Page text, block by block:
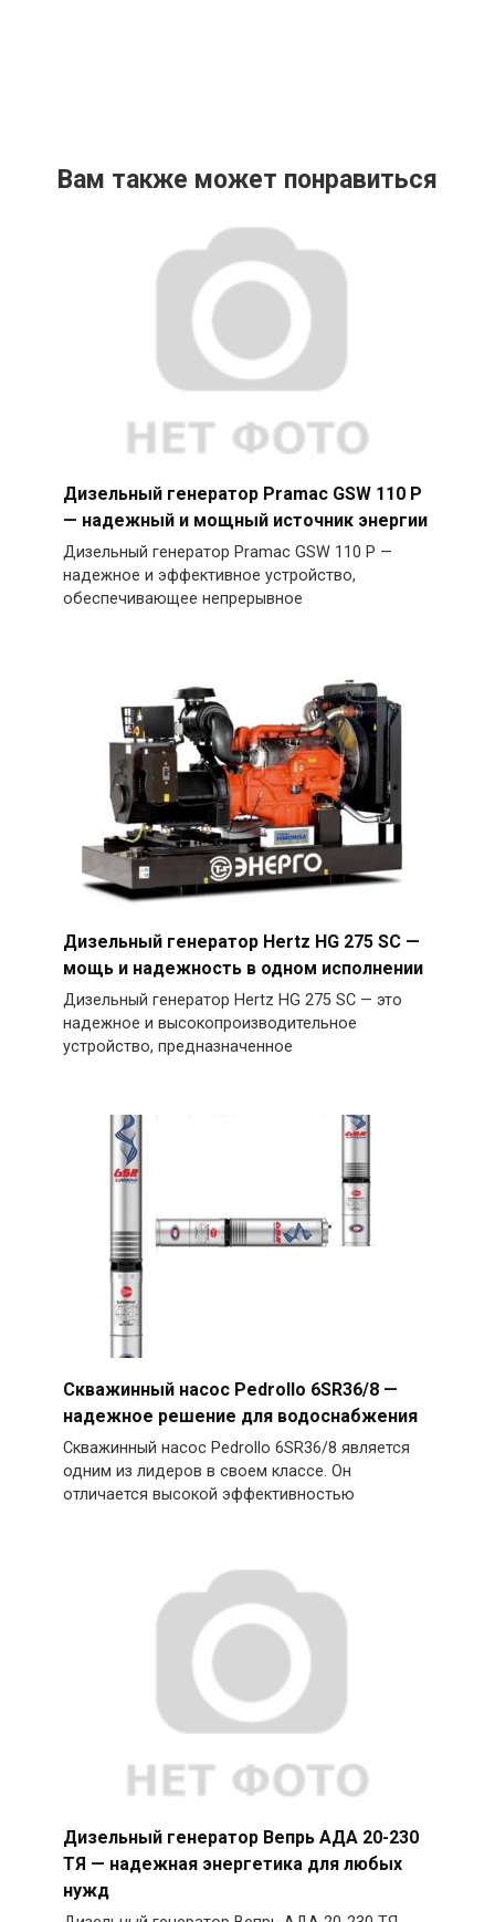
Вам также может понравиться
Дизельный генератор Pramac GSW 110 P
— надежный и мощный источник энергии
Дизельный генератор Pramac GSW 110 P —
надежное и эффективное устройство,
обеспечивающее непрерывное
Дизельный генератор Hertz HG 275 SC —
мощь и надежность в одном исполнении
Дизельный генератор Hertz HG 275 SC — это
надежное и высокопроизводительное
устройство, предназначенное
Скважинный насос Pedrollo 6SR36/8 —
надежное решение для водоснабжения
Скважинный насос Pedrollo 6SR36/8 является
одним из лидеров в своем классе. Он
отличается высокой эффективностью
Дизельный генератор Вепрь АДА 20-230
ТЯ — надежная энергетика для любых
нужд